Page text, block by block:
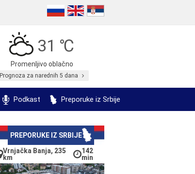
31 ℃
Promenljivo oblačno
Prognoza za narednih 5 dana
Podkast Preporuke iz Srbije
PREPORUKE IZ SRBIJE
Vrnjačka Banja, 235
km
142
min